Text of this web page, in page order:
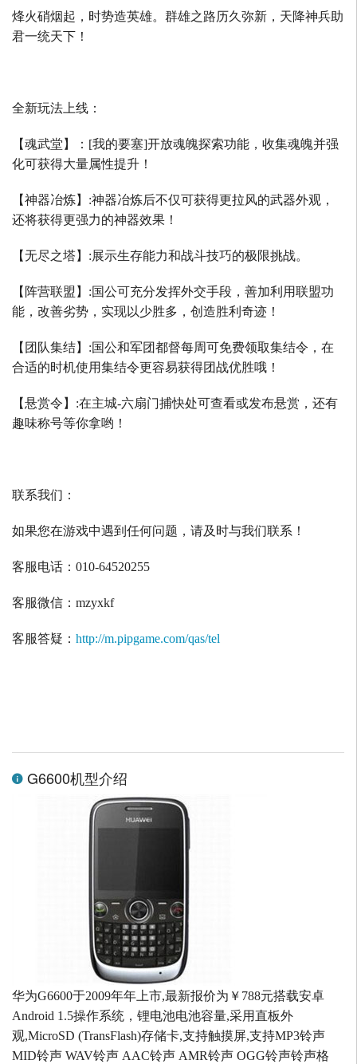
烽火硝烟起，时势造英雄。群雄之路历久弥新，天降神兵助
君一统天下！
全新玩法上线：
【魂武堂】： [我的要塞]开放魂魄探索功能，收集魂魄并强
化可获得大量属性提升！
【神器冶炼】 :神器冶炼后不仅可获得更拉风的武器外观，
还将获得更强力的神器效果！
【无尽之塔】 :展示生存能力和战斗技巧的极限挑战。
【阵营联盟】 :国公可充分发挥外交手段，善加利用联盟功
能，改善劣势，实现以少胜多，创造胜利奇迹！
【团队集结】 :国公和军团都督每周可免费领取集结令，在
合适的时机使用集结令更容易获得团战优胜哦！
【悬赏令】 :在主城-六扇门捕快处可查看或发布悬赏，还有
趣味称号等你拿哟！
联系我们：
如果您在游戏中遇到任何问题，请及时与我们联系！
客服电话： 010-64520255
客服微信： mzyxkf
客服答疑： http://m.pipgame.com/qas/tel
G6600机型介绍
华为G6600于2009年年上市,最新报价为￥788元搭载安卓
Android 1.5操作系统，锂电池电池容量,采用直板外
观,MicroSD (TransFlash)存储卡,支持触摸屏,支持MP3铃声
MID铃声 WAV铃声 AAC铃声 AMR铃声 OGG铃声铃声格